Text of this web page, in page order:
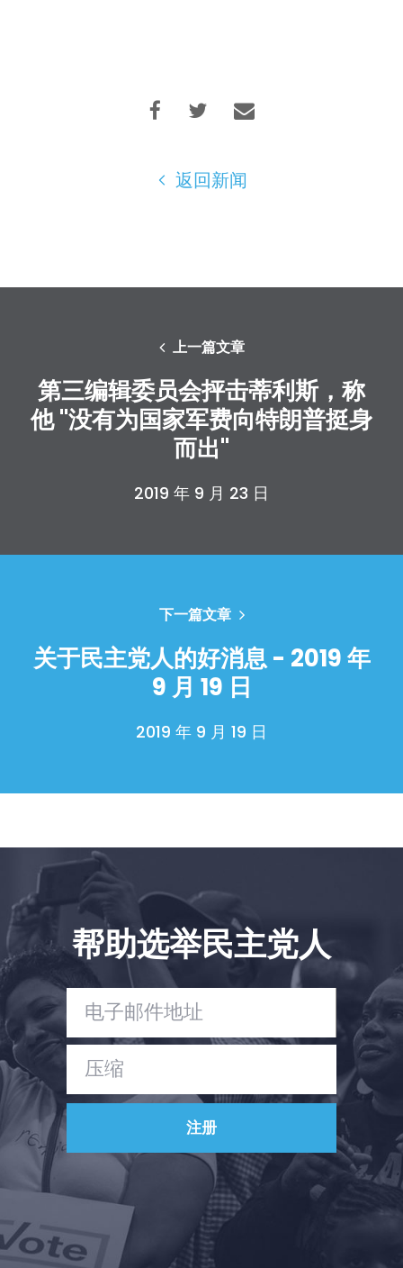
返回新闻
上一篇文章
第三编辑委员会抨击蒂利斯，称
他 "没有为国家军费向特朗普挺身
而出"
2019 年 9 月 23 日
下一篇文章
关于民主党人的好消息 - 2019 年
9 月 19 日
2019 年 9 月 19 日
帮助选举民主党人